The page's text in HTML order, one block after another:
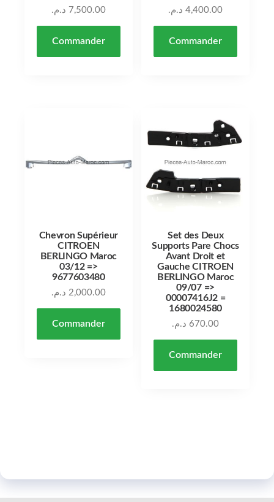
7,500.00 د.م.
Commander
4,400.00 د.م.
Commander
Chevron Supérieur
CITROEN
BERLINGO Maroc
03/12 =>
9677603480
2,000.00 د.م.
Commander
Set des Deux
Supports Pare Chocs
Avant Droit et
Gauche CITROEN
BERLINGO Maroc
09/07 =>
00007416J2 =
1680024580
670.00 د.م.
Commander